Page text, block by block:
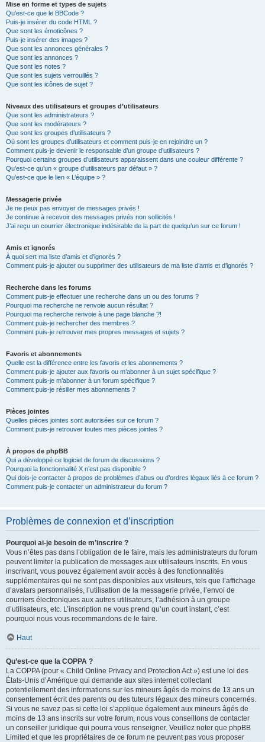
Mise en forme et types de sujets
Qu’est-ce que le BBCode ?
Puis-je insérer du code HTML ?
Que sont les émoticônes ?
Puis-je insérer des images ?
Que sont les annonces générales ?
Que sont les annonces ?
Que sont les notes ?
Que sont les sujets verrouillés ?
Que sont les icônes de sujet ?
Niveaux des utilisateurs et groupes d’utilisateurs
Que sont les administrateurs ?
Que sont les modérateurs ?
Que sont les groupes d’utilisateurs ?
Où sont les groupes d’utilisateurs et comment puis-je en rejoindre un ?
Comment puis-je devenir le responsable d’un groupe d’utilisateurs ?
Pourquoi certains groupes d’utilisateurs apparaissent dans une couleur différente ?
Qu’est-ce qu’un « groupe d’utilisateurs par défaut » ?
Qu’est-ce que le lien « L’équipe » ?
Messagerie privée
Je ne peux pas envoyer de messages privés !
Je continue à recevoir des messages privés non sollicités !
J’ai reçu un courrier électronique indésirable de la part de quelqu’un sur ce forum !
Amis et ignorés
À quoi sert ma liste d’amis et d’ignorés ?
Comment puis-je ajouter ou supprimer des utilisateurs de ma liste d’amis et d’ignorés ?
Recherche dans les forums
Comment puis-je effectuer une recherche dans un ou des forums ?
Pourquoi ma recherche ne renvoie aucun résultat ?
Pourquoi ma recherche renvoie à une page blanche ?!
Comment puis-je rechercher des membres ?
Comment puis-je retrouver mes propres messages et sujets ?
Favoris et abonnements
Quelle est la différence entre les favoris et les abonnements ?
Comment puis-je ajouter aux favoris ou m’abonner à un sujet spécifique ?
Comment puis-je m’abonner à un forum spécifique ?
Comment puis-je résilier mes abonnements ?
Pièces jointes
Quelles pièces jointes sont autorisées sur ce forum ?
Comment puis-je retrouver toutes mes pièces jointes ?
À propos de phpBB
Qui a développé ce logiciel de forum de discussions ?
Pourquoi la fonctionnalité X n’est pas disponible ?
Qui dois-je contacter à propos de problèmes d’abus ou d’ordres légaux liés à ce forum ?
Comment puis-je contacter un administrateur du forum ?
Problèmes de connexion et d’inscription
Pourquoi ai-je besoin de m’inscrire ?
Vous n’êtes pas dans l’obligation de le faire, mais les administrateurs du forum
peuvent limiter la publication de messages aux utilisateurs inscrits. En vous
inscrivant, vous pouvez également avoir accès à des fonctionnalités
supplémentaires qui ne sont pas disponibles aux visiteurs, tels que l’affichage
d’avatars personnalisés, l’utilisation de la messagerie privée, l’envoi de
courriers électroniques aux autres utilisateurs, l’adhésion à un groupe
d’utilisateurs, etc. L’inscription ne vous prend qu’un court instant, c’est
pourquoi nous vous recommandons de le faire.
Haut
Qu’est-ce que la COPPA ?
La COPPA (pour « Child Online Privacy and Protection Act ») est une loi des
États-Unis d’Amérique qui demande aux sites internet collectant
potentiellement des informations sur les mineurs âgés de moins de 13 ans un
consentement écrit des parents ou des tuteurs légaux des mineurs concernés.
Si vous ne savez pas si cette loi s’applique également aux mineurs âgés de
moins de 13 ans inscrits sur votre forum, nous vous conseillons de contacter
un conseiller juridique qui pourra vous renseigner. Veuillez noter que phpBB
Limited et que les propriétaires de ce forum ne peuvent pas vous proposer